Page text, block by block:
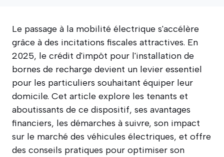
Le passage à la mobilité électrique s'accélère
grâce à des incitations fiscales attractives. En
2025, le crédit d'impôt pour l'installation de
bornes de recharge devient un levier essentiel
pour les particuliers souhaitant équiper leur
domicile. Cet article explore les tenants et
aboutissants de ce dispositif, ses avantages
financiers, les démarches à suivre, son impact
sur le marché des véhicules électriques, et offre
des conseils pratiques pour optimiser son